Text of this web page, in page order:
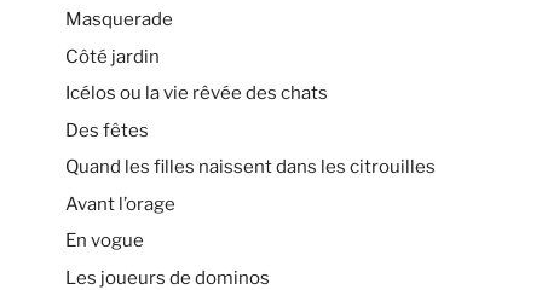
Masquerade
Côté jardin
Icélos ou la vie rêvée des chats
Des fêtes
Quand les filles naissent dans les citrouilles
Avant l’orage
En vogue
Les joueurs de dominos